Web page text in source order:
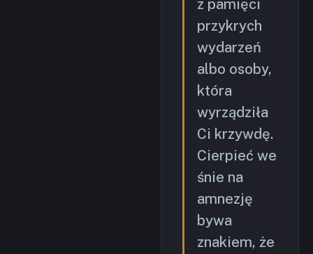
z pamięci
przykrych
wydarzeń
albo osoby,
która
wyrządziła
Ci krzywdę.
Cierpieć we
śnie na
amnezję
bywa
znakiem, że